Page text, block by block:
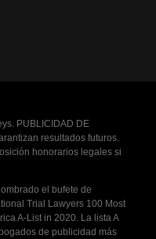
PUBLICIDAD DE
resultados futuros.
honorarios legales si
el bufete de
Trial Lawyers 100 Most
A-List in 2020. La lista A
de publicidad más